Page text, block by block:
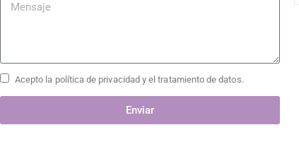
Acepto la política de privacidad y el tratamiento de datos.
Enviar